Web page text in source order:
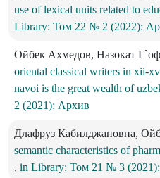
use of lexical units related to
Library: Том 22 № 2 (2022):
Ойбек Ахмедов, Назокат
oriental classical writers in xii-
navoi is the great wealth of
2 (2021): Архив
Длафруз Кабилджановна,
semantic characteristics of
, in Library: Том 21 № 3